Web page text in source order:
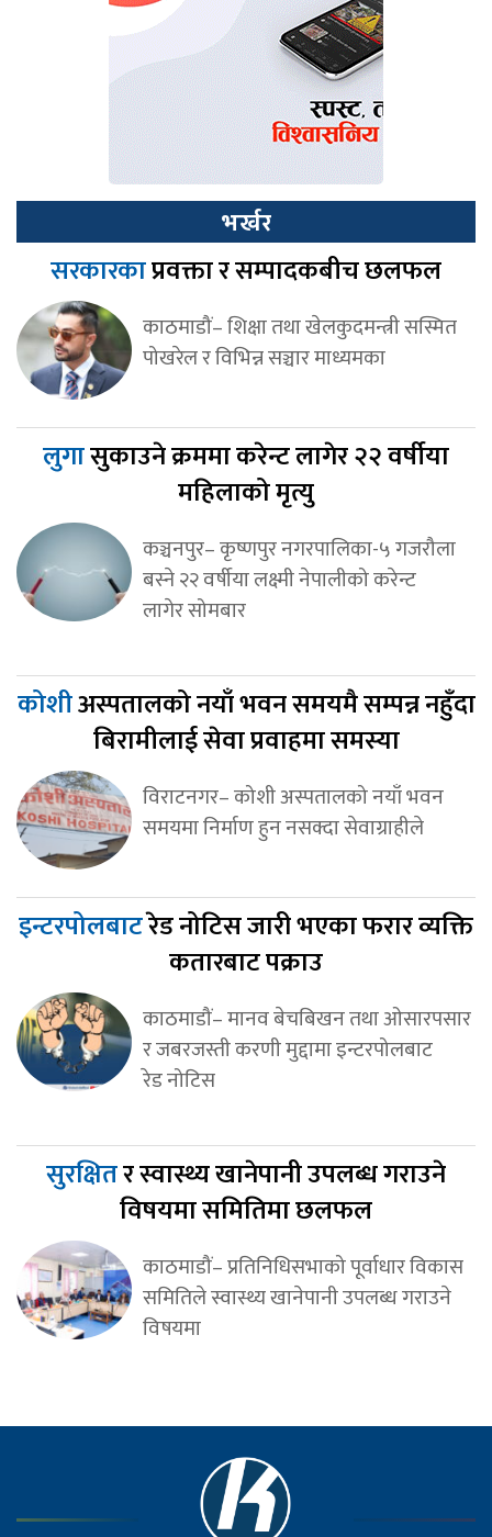
भर्खर
सरकारकाप्रवक्ता र सम्पादकबीच छलफल
काठमाडौं– शिक्षा तथा खेलकुदमन्त्री सस्मित
पोखरेल र विभिन्न सञ्चार माध्यमका
लुगासुकाउने क्रममा करेन्ट लागेर २२ वर्षीया
महिलाको मृत्यु
कञ्चनपुर– कृष्णपुर नगरपालिका-५ गजरौला
बस्ने २२ वर्षीया लक्ष्मी नेपालीको करेन्ट
लागेर सोमबार
कोशीअस्पतालको नयाँ भवन समयमै सम्पन्न नहुँदा
बिरामीलाई सेवा प्रवाहमा समस्या
विराटनगर– कोशी अस्पतालको नयाँ भवन
समयमा निर्माण हुन नसक्दा सेवाग्राहीले
इन्टरपोलबाटरेड नोटिस जारी भएका फरार व्यक्ति
कतारबाट पक्राउ
काठमाडौं– मानव बेचबिखन तथा ओसारपसार
र जबरजस्ती करणी मुद्दामा इन्टरपोलबाट
रेड नोटिस
सुरक्षितर स्वास्थ्य खानेपानी उपलब्ध गराउने
विषयमा समितिमा छलफल
काठमाडौं– प्रतिनिधिसभाको पूर्वाधार विकास
समितिले स्वास्थ्य खानेपानी उपलब्ध गराउने
विषयमा